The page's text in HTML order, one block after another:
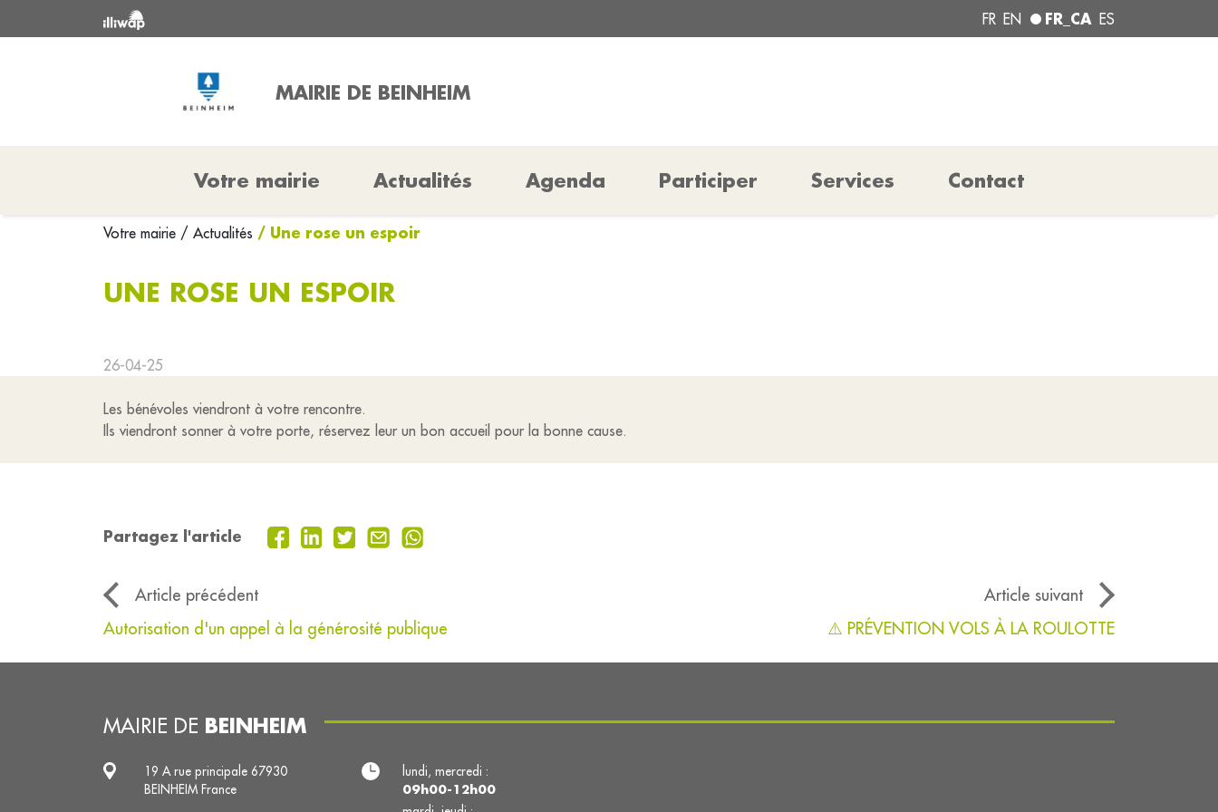
FR EN FR_CA ES
MAIRIE DE BEINHEIM
Votre mairie Actualités Agenda Participer Services Contact
Votre mairie / Actualités / Une rose un espoir
UNE ROSE UN ESPOIR
26-04-25
Les bénévoles viendront à votre rencontre.
Ils viendront sonner à votre porte, réservez leur un bon accueil pour la bonne cause.
Partagez l'article
Article précédent
Article suivant
Autorisation d'un appel à la générosité publique
⚠️ PRÉVENTION VOLS À LA ROULOTTE
MAIRIE DE BEINHEIM
19 A rue principale 67930
BEINHEIM France
lundi, mercredi :
09h00-12h00